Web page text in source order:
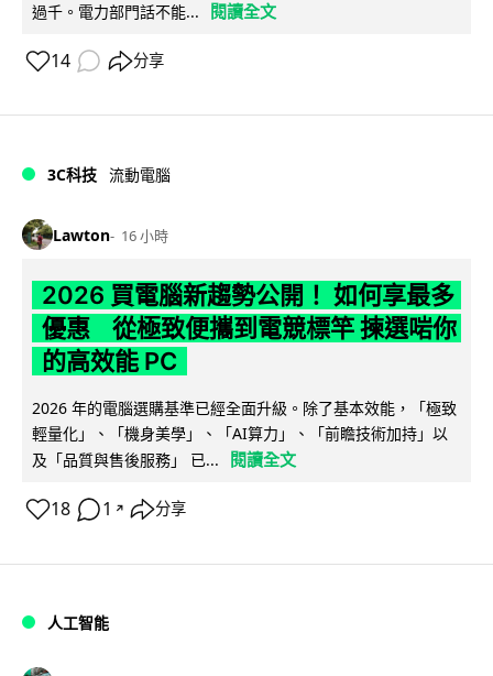
過千。電力部門話不能... 閱讀全文
14 分享
3C科技 流動電腦
Lawton 16 小時
2026 買電腦新趨勢公開！ 如何享最多
優惠 從極致便攜到電競標竿 揀選啱你
的高效能 PC
2026 年的電腦選購基準已經全面升級。除了基本效能，「極致
輕量化」、「機身美學」、「AI算力」、「前瞻技術加持」以
及「品質與售後服務」 已...
閱讀全文
18 1 ↗ 分享
人工智能